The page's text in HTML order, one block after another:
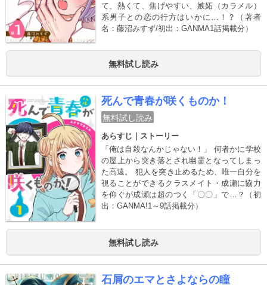
て、熱くて、焦げやすい、嫉妬（カラメル）
系男子との恋の行方はいかに…！？（著者
名：藤沼みすず/初出：GANMA1話掲載分）
無料試し読み
死んで青春が咲くものか！
無料試し読み
あらすじ｜ストーリー
「俺は自殺なんかじゃない！」 何者かに学校
の屋上から突き落とされ幽霊となってしまっ
た高遠。 犯人を突き止めるため、唯一自分を
視ることができるクラスメイト・成瀬に協力
を仰ぐが成瀬は超のつく「〇〇」で…？（初
出：GANMA!1～9話掲載分）
無料試し読み
石屑のエマとさよならの瞳